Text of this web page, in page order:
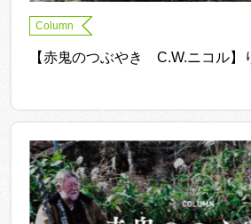
Column
【赤鬼のつぶやき C.W.ニコル】